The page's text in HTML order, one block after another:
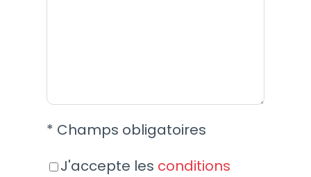
* Champs obligatoires
J'accepte les conditions